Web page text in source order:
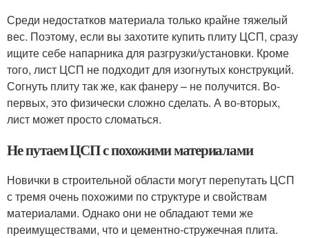
Среди недостатков материала только крайне тяжелый
вес. Поэтому, если вы захотите купить плиту ЦСП, сразу
ищите себе напарника для разгрузки/установки. Кроме
того, лист ЦСП не подходит для изогнутых конструкций.
Согнуть плиту так же, как фанеру – не получится. Во-
первых, это физически сложно сделать. А во-вторых,
лист может просто сломаться.
Не путаем ЦСП с похожими материалами
Новички в строительной области могут перепутать ЦСП
с тремя очень похожими по структуре и свойствам
материалами. Однако они не обладают теми же
преимуществами, что и цементно-стружечная плита.